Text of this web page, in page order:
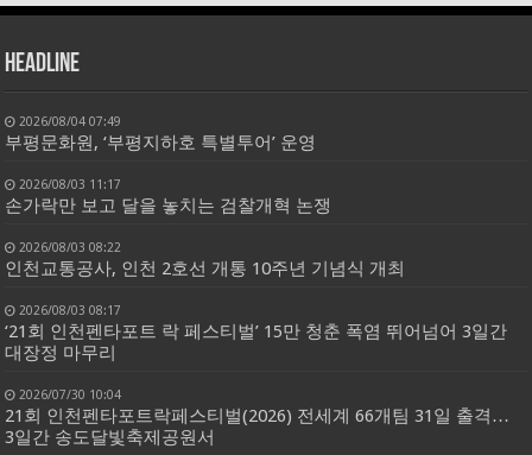
HEADLINE
2026/08/04 07:49
부평문화원, ‘부평지하호 특별투어’ 운영
2026/08/03 11:17
손가락만 보고 달을 놓치는 검찰개혁 논쟁
2026/08/03 08:22
인천교통공사, 인천 2호선 개통 10주년 기념식 개최
2026/08/03 08:17
‘21회 인천펜타포트 락 페스티벌’ 15만 청춘 폭염 뛰어넘어 3일간
대장정 마무리
2026/07/30 10:04
21회 인천펜타포트락페스티벌(2026) 전세계 66개팀 31일 출격…
3일간 송도달빛축제공원서